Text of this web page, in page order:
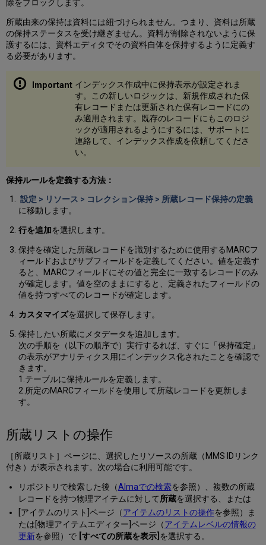
除をブロックします。
所蔵由来の保持は資料には紐づけられません。つまり、資料は所蔵
の保持ステータスを受け継ぎません。資料が削除されないように保
護するには、資料エディタでその資料自体を保持するように定義す
る必要があります。
インデックス作成中に保持表示が設定されま
す。この新しいロジックは、新規作成された保
有レコードまたは更新された保有レコードにの
み適用されます。既存のレコードにもこのロジ
ックが適用されるようにするには、サポートに
連絡して、インデックス作成を依頼してくださ
い。
保持ルールを定義する方法：
設定 > リソース > コレクション保持 > 所蔵レコード保持の定義
に移動します。
行を追加を選択します。
保持を確定した所蔵レコードを識別するために使用するMARCフ
ィールドおよびサブフィールドを定義してください。値を定義す
ると、MARCフィールドにその値と完全に一致するレコードのみ
が確定します。値を空のままにすると、定義されたフィールドの
値を持つすべてのレコードが確定します。
カスタマイズを選択して保存します。
保持したい所蔵にメタデータを追加します。
次の手順を（以下の順序で）実行するれば、すぐに「保持確定」
の表示がアナリティクス用にインデックス化されたことを確認で
きます。
1.テーブルに保持ルールを定義します。
2.所定のMARCフィールドを使用して所蔵レコードを更新しま
す。
所蔵リストの操作
［所蔵リスト］ページに、選択したリソースの所蔵（MMS IDリンク
付き）が表示されます。次の場合に利用可能です。
リポジトリで検索した後（Almaでの検索を参照）、複数の所蔵
レコードを持つ物理アイテムに対して所蔵を選択する、または
[アイテムのリスト]ページ（アイテムのリストの操作を参照）ま
たは[物理アイテムエディター]ページ（アイテムレベルの情報の
更新を参照）で [すべての所蔵を表示] を選択する。